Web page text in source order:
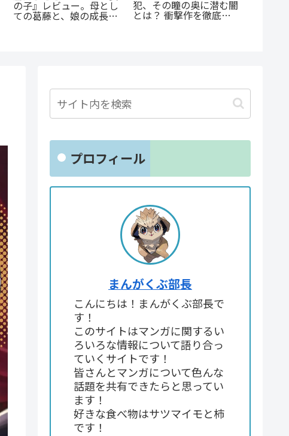
に！？》『山岳超人マツ
オカ』のあらすじ紹介：
戦慄と謎に満ちた山岳殺
ョと』ただの三角関係じ
ゃない、秘密が渦巻くセ
プロフィール
まんがくぶ部長
こんにちは！まんがくぶ部長で
す！
このサイトはマンガに関するい
ろいろな情報について語り合っ
ていくサイトです！
皆さんとマンガについて色んな
話題を共有できたらと思ってい
ます！
好きな食べ物はサツマイモと柿
です！